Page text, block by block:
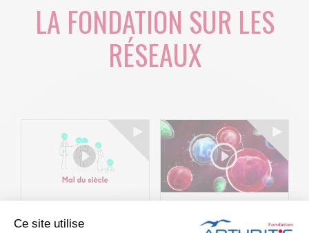
Ce site utilise
LA FONDATION SUR LES
RÉSEAUX
Le projet BACK-
Arthritis4Cure -